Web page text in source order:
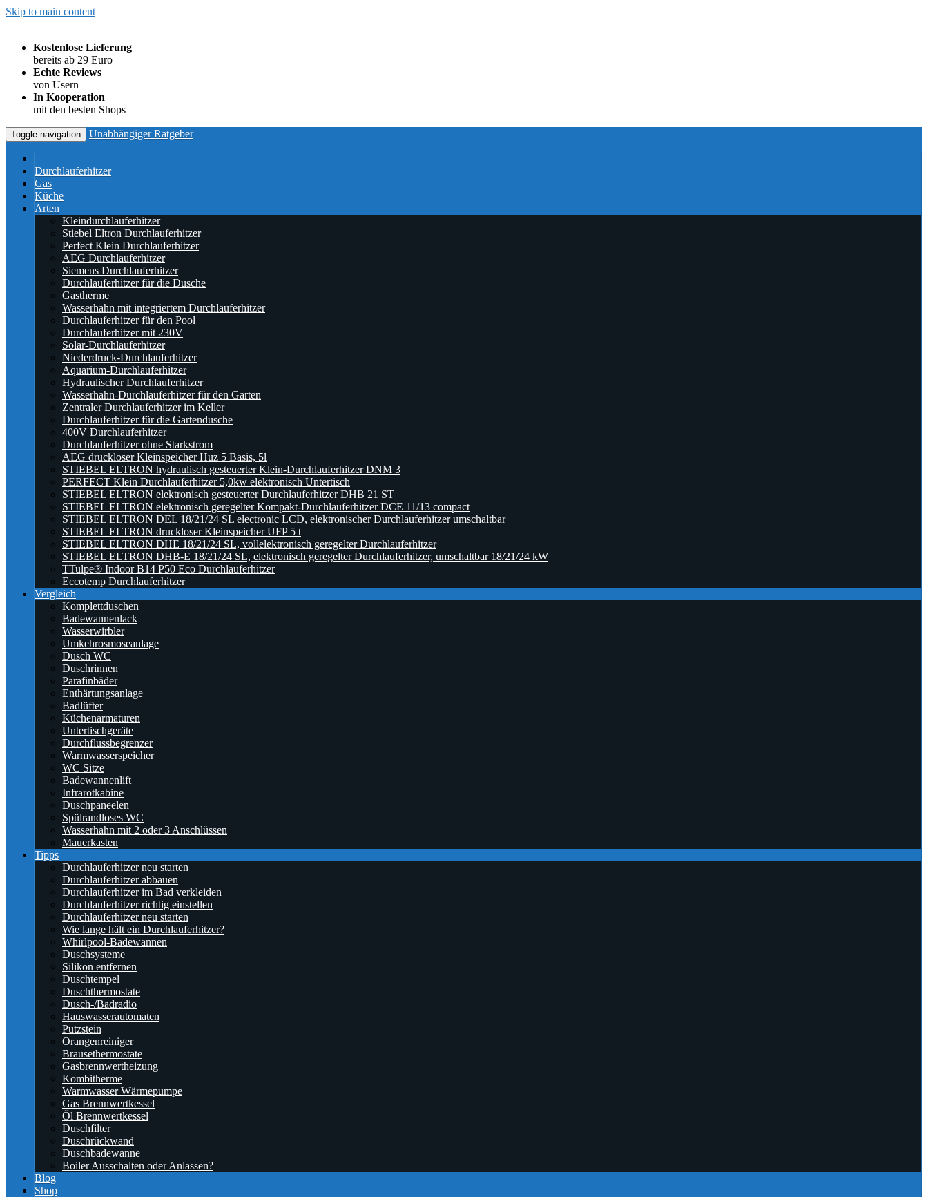
Skip to main content
Kostenlose Lieferung
bereits ab 29 Euro
Echte Reviews
von Usern
In Kooperation
mit den besten Shops
Toggle navigation Unabhängiger Ratgeber
Durchlauferhitzer
Gas
Küche
Arten
Kleindurchlauferhitzer
Stiebel Eltron Durchlauferhitzer
Perfect Klein Durchlauferhitzer
AEG Durchlauferhitzer
Siemens Durchlauferhitzer
Durchlauferhitzer für die Dusche
Gastherme
Wasserhahn mit integriertem Durchlauferhitzer
Durchlauferhitzer für den Pool
Durchlauferhitzer mit 230V
Solar-Durchlauferhitzer
Niederdruck-Durchlauferhitzer
Aquarium-Durchlauferhitzer
Hydraulischer Durchlauferhitzer
Wasserhahn-Durchlauferhitzer für den Garten
Zentraler Durchlauferhitzer im Keller
Durchlauferhitzer für die Gartendusche
400V Durchlauferhitzer
Durchlauferhitzer ohne Starkstrom
AEG druckloser Kleinspeicher Huz 5 Basis, 5l
STIEBEL ELTRON hydraulisch gesteuerter Klein-Durchlauferhitzer DNM 3
PERFECT Klein Durchlauferhitzer 5,0kw elektronisch Untertisch
STIEBEL ELTRON elektronisch gesteuerter Durchlauferhitzer DHB 21 ST
STIEBEL ELTRON elektronisch geregelter Kompakt-Durchlauferhitzer DCE 11/13 compact
STIEBEL ELTRON DEL 18/21/24 SL electronic LCD, elektronischer Durchlauferhitzer umschaltbar
STIEBEL ELTRON druckloser Kleinspeicher UFP 5 t
STIEBEL ELTRON DHE 18/21/24 SL, vollelektronisch geregelter Durchlauferhitzer
STIEBEL ELTRON DHB-E 18/21/24 SL, elektronisch geregelter Durchlauferhitzer, umschaltbar 18/21/24 kW
TTulpe® Indoor B14 P50 Eco Durchlauferhitzer
Eccotemp Durchlauferhitzer
Vergleich
Komplettduschen
Badewannenlack
Wasserwirbler
Umkehrosmoseanlage
Dusch WC
Duschrinnen
Parafinbäder
Enthärtungsanlage
Badlüfter
Küchenarmaturen
Untertischgeräte
Durchflussbegrenzer
Warmwasserspeicher
WC Sitze
Badewannenlift
Infrarotkabine
Duschpaneelen
Spülrandloses WC
Wasserhahn mit 2 oder 3 Anschlüssen
Mauerkasten
Tipps
Durchlauferhitzer neu starten
Durchlauferhitzer abbauen
Durchlauferhitzer im Bad verkleiden
Durchlauferhitzer richtig einstellen
Durchlauferhitzer neu starten
Wie lange hält ein Durchlauferhitzer?
Whirlpool-Badewannen
Duschsysteme
Silikon entfernen
Duschtempel
Duschthermostate
Dusch-/Badradio
Hauswasserautomaten
Putzstein
Orangenreiniger
Brausethermostate
Gasbrennwertheizung
Kombitherme
Warmwasser Wärmepumpe
Gas Brennwertkessel
Öl Brennwertkessel
Duschfilter
Duschrückwand
Duschbadewanne
Boiler Ausschalten oder Anlassen?
Blog
Shop